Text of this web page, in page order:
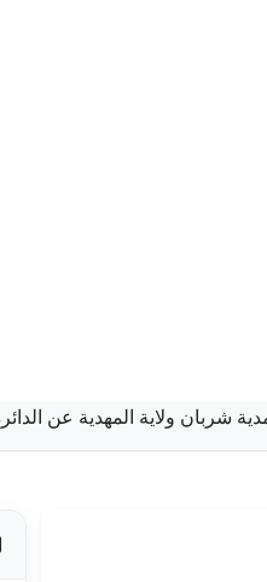
ولاية المهدية عن الدائرة